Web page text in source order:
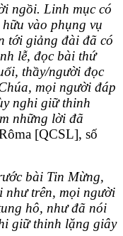
ngồi. Linh mục có
vào phụng vụ
tới giảng đài đã có
lễ, đọc bài thứ
thầy/người đọc
mọi người đáp
nghi giữ thinh
những lời đã
[QCSL], số
bài Tin Mừng,
như trên, mọi người
hô, như đã nói
giữ thinh lặng giây